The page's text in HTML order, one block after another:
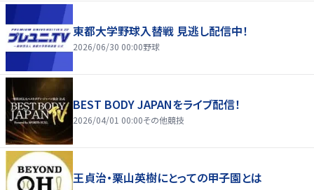
東都大学野球入替戦 見逃し配信中！
2026/06/30 00:00野球
BEST BODY JAPANをライブ配信！
2026/04/01 00:00その他競技
王貞治・栗山英樹にとっての甲子園とは